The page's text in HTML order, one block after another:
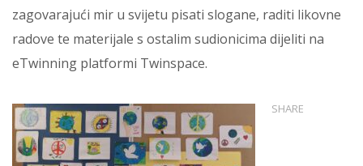
zagovarajući mir u svijetu pisati slogane, raditi likovne
radove te materijale s ostalim sudionicima dijeliti na
eTwinning platformi Twinspace.
SHARE